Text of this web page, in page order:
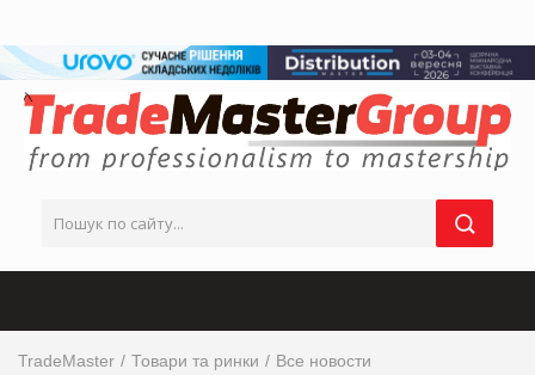
TradeMaster Товари та ринки Все новости